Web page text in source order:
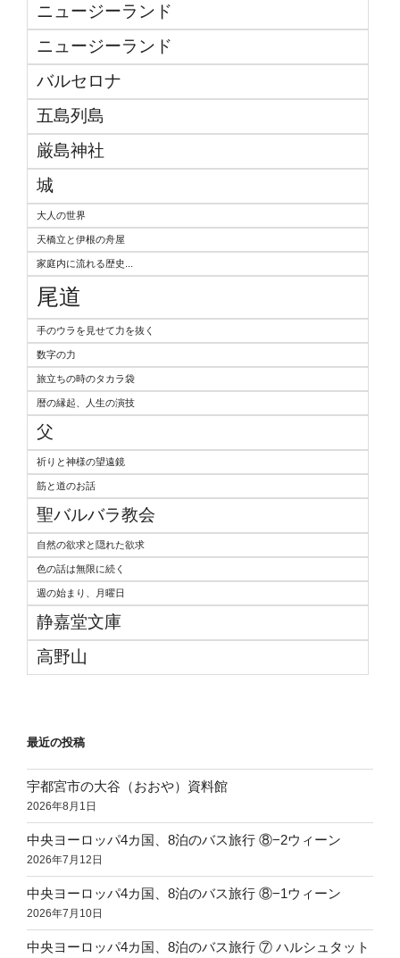
ニュージーランド
ニュージーランド
バルセロナ
五島列島
厳島神社
城
大人の世界
天橋立と伊根の舟屋
家庭内に流れる歴史...
尾道
手のウラを見せて力を抜く
数字の力
旅立ちの時のタカラ袋
暦の縁起、人生の演技
父
祈りと神様の望遠鏡
筋と道のお話
聖バルバラ教会
自然の欲求と隠れた欲求
色の話は無限に続く
週の始まり、月曜日
静嘉堂文庫
高野山
最近の投稿
宇都宮市の大谷（おおや）資料館
2026年8月1日
中央ヨーロッパ4カ国、8泊のバス旅行 ⑧−2ウィーン
2026年7月12日
中央ヨーロッパ4カ国、8泊のバス旅行 ⑧−1ウィーン
2026年7月10日
中央ヨーロッパ4カ国、8泊のバス旅行 ⑦ ハルシュタット